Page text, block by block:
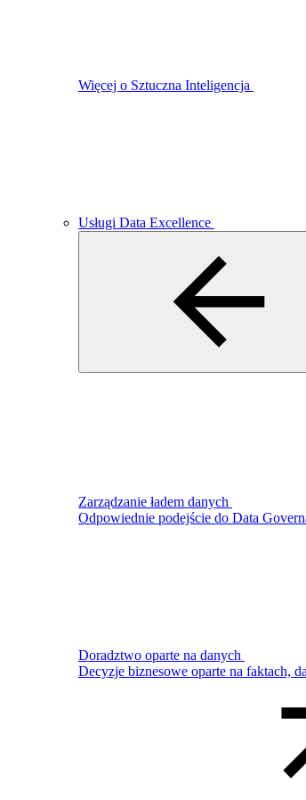
Więcej o Sztuczna Inteligencja
Usługi Data Excellence
Zarządzanie ładem danych
Odpowiednie podejście do Data
Doradztwo oparte na danych
Decyzje biznesowe oparte na faktach,